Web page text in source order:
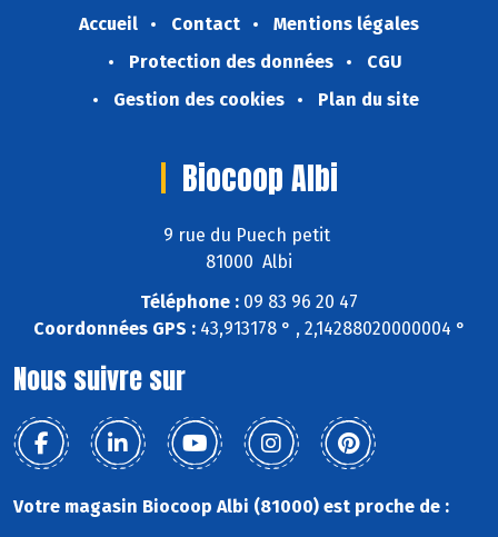
Accueil Contact
Mentions légales
Protection des données
CGU
Gestion des cookies
Plan du site
Biocoop Albi
9 rue du Puech petit
81000 Albi
Téléphone : 09 83 96 20 47
Coordonnées GPS :43,913178 ° , 2,14288020000004 °
Nous suivre sur
Votre magasin Biocoop Albi (81000) est proche de :